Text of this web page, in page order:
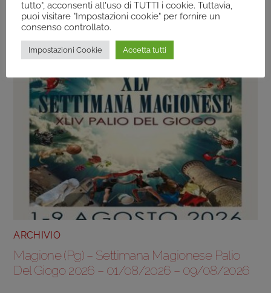
ARCHIVIO
Magione (Pg) – Settimana Magionese Palio
Del Giogo 2026 – 01/08/2026 – 09/08/2026
tutto", acconsenti all'uso di TUTTI i cookie. Tuttavia,
puoi visitare "Impostazioni cookie" per fornire un
consenso controllato.
Impostazioni Cookie Accetta tutti